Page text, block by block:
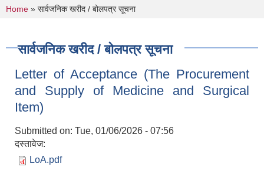
You are here
Home » सार्वजनिक खरीद / बोलपत्र सूचना
सार्वजनिक खरीद / बोलपत्र सूचना
Letter of Acceptance (The Procurement
and Supply of Medicine and Surgical
Item)
Submitted on: Tue, 01/06/2026 - 07:56
दस्तावेज:
LoA.pdf